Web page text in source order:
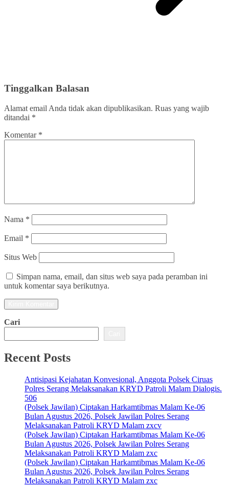
Tinggalkan Balasan
Alamat email Anda tidak akan dipublikasikan. Ruas yang wajib
ditandai *
Komentar *
Nama *
Email *
Situs Web
Simpan nama, email, dan situs web saya pada peramban ini
untuk komentar saya berikutnya.
Cari
Recent Posts
Antisipasi Kejahatan Konvesional, Anggota Polsek Ciruas
Polres Serang Melaksanakan KRYD Patroli Malam Dialogis.
506
(Polsek Jawilan) Ciptakan Harkamtibmas Malam Ke-06
Bulan Agustus 2026, Polsek Jawilan Polres Serang
Melaksanakan Patroli KRYD Malam zxcv
(Polsek Jawilan) Ciptakan Harkamtibmas Malam Ke-06
Bulan Agustus 2026, Polsek Jawilan Polres Serang
Melaksanakan Patroli KRYD Malam zxc
(Polsek Jawilan) Ciptakan Harkamtibmas Malam Ke-06
Bulan Agustus 2026, Polsek Jawilan Polres Serang
Melaksanakan Patroli KRYD Malam zxc